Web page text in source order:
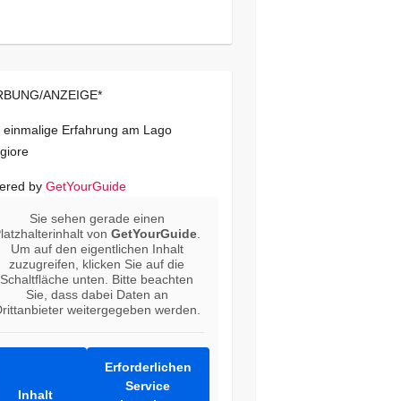
ANZEIGE*
einmalige Erfahrung am Lago
by GetYourGuide
Sie sehen gerade einen
vonGetYourGuide
Um auf den eigentlichen Inhalt
zuzugreifen, klicken Sie auf die
Schaltfläche unten. Bitte beachten
Sie, dass dabei Daten an
weitergegeben werden.
Inhalt
Erforderlichen
Service